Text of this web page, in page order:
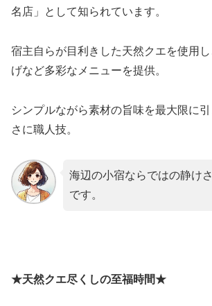
名店」として知られています。
宿主自らが目利きした天然クエを使用
げなど多彩なメニューを提供。
シンプルながら素材の旨味を最大限に
さに職人技。
海辺の小宿ならではの静け
です。
★天然クエ尽くしの至福時間★